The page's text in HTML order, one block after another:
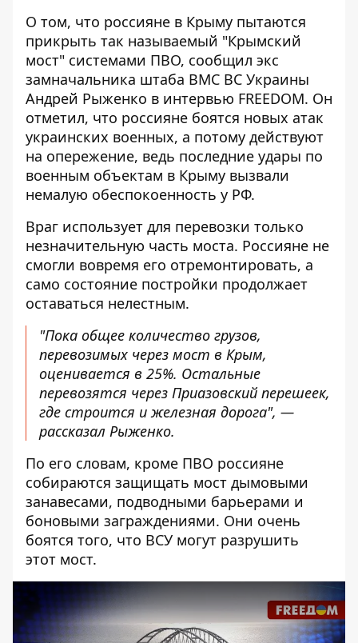
О том, что россияне в Крыму пытаются
прикрыть так называемый "Крымский
мост" системами ПВО, сообщил экс
замначальника штаба ВМС ВС Украины
Андрей Рыженко в интервью FREEDOM. Он
отметил, что россияне боятся новых атак
украинских военных, а потому действуют
на опережение, ведь последние удары по
военным объектам в Крыму вызвали
немалую обеспокоенность у РФ.
Враг использует для перевозки только
незначительную часть моста. Россияне не
смогли вовремя его отремонтировать, а
само состояние постройки продолжает
оставаться нелестным.
"Пока общее количество грузов,
перевозимых через мост в Крым,
оценивается в 25%. Остальные
перевозятся через Приазовский перешеек,
где строится и железная дорога", —
рассказал Рыженко.
По его словам, кроме ПВО россияне
собираются защищать мост дымовыми
занавесами, подводными барьерами и
боновыми заграждениями. Они очень
боятся того, что ВСУ могут разрушить
этот мост.